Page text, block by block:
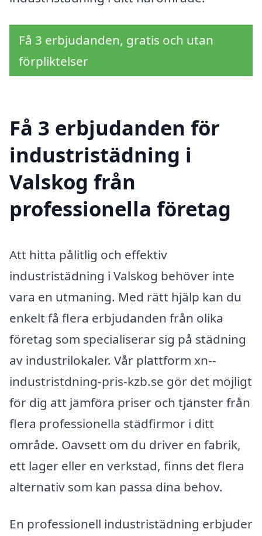
Få 3 erbjudanden, gratis och utan
förpliktelser
Få 3 erbjudanden för
industristädning i
Valskog från
professionella företag
Att hitta pålitlig och effektiv
industristädning i Valskog behöver inte
vara en utmaning. Med rätt hjälp kan du
enkelt få flera erbjudanden från olika
företag som specialiserar sig på städning
av industrilokaler. Vår plattform xn--
industristdning-pris-kzb.se gör det möjligt
för dig att jämföra priser och tjänster från
flera professionella städfirmor i ditt
område. Oavsett om du driver en fabrik,
ett lager eller en verkstad, finns det flera
alternativ som kan passa dina behov.
En professionell industristädning erbjuder